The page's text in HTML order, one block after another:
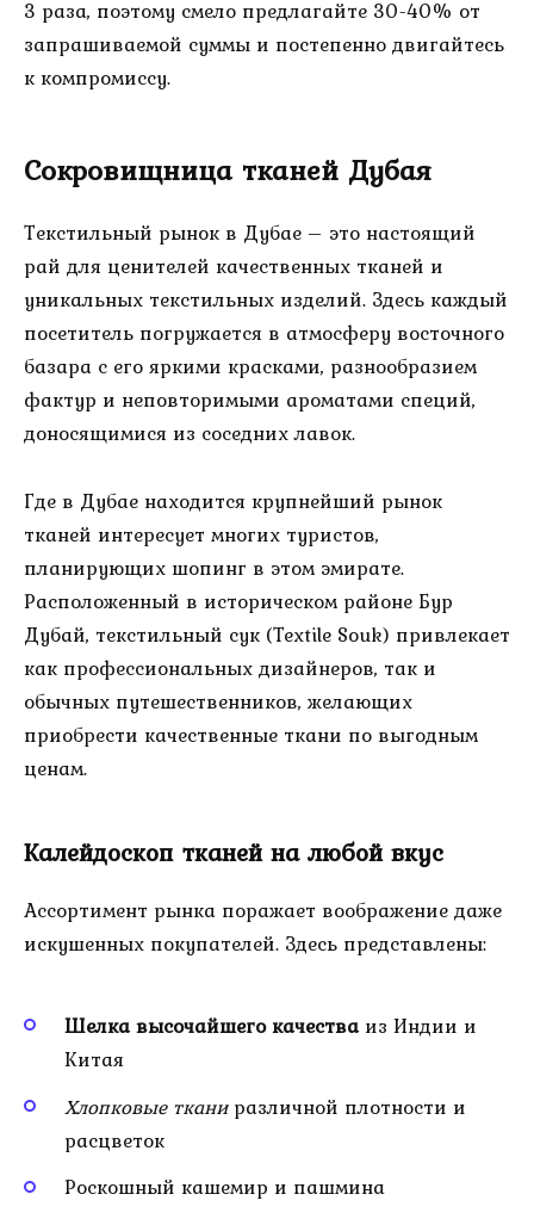
3 раза, поэтому смело предлагайте 30-40% от
запрашиваемой суммы и постепенно двигайтесь
к компромиссу.
Сокровищница тканей Дубая
Текстильный рынок в Дубае – это настоящий
рай для ценителей качественных тканей и
уникальных текстильных изделий. Здесь каждый
посетитель погружается в атмосферу восточного
базара с его яркими красками, разнообразием
фактур и неповторимыми ароматами специй,
доносящимися из соседних лавок.
Где в Дубае находится крупнейший рынок
тканей интересует многих туристов,
планирующих шопинг в этом эмирате.
Расположенный в историческом районе Бур
Дубай, текстильный сук (Textile Souk) привлекает
как профессиональных дизайнеров, так и
обычных путешественников, желающих
приобрести качественные ткани по выгодным
ценам.
Калейдоскоп тканей на любой вкус
Ассортимент рынка поражает воображение даже
искушенных покупателей. Здесь представлены:
Шелка высочайшего качестваиз Индии и
Китая
Хлопковые тканиразличной плотности и
расцветок
Роскошный кашемир и пашмина